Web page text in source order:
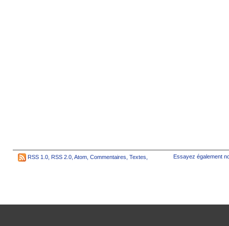
RSS 1.0 RSS 2.0 Atom Commentaires Textes Essayez également